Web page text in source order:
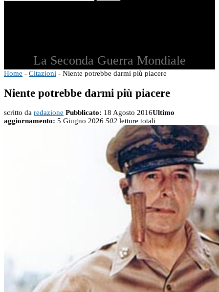
La Seconda Guerra Mondiale
Home - Citazioni - Niente potrebbe darmi più piacere
Niente potrebbe darmi più piacere
scritto da redazione Pubblicato: 18 Agosto 2016Ultimo
aggiornamento: 5 Giugno 2026 502 letture totali